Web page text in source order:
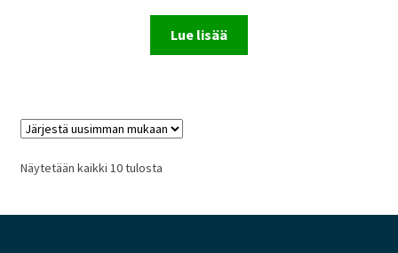
Lue lisää
Näytetään kaikki 10 tulostaSorted